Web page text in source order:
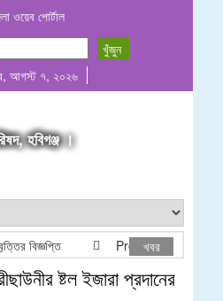
ওয়েব পোর্টাল
আগস্ট ৭, ২০২৬
হবিগঞ্জ ।
বিজ্ঞপ্তি Project list ADP &
খবর
ষ্টল ইজারা প্রদানের